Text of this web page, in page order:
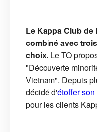
Le Kappa Club de
combiné avec
choix. Le TO
"Découverte
Vietnam". Depuis
décidé d'étoffer
pour les clients